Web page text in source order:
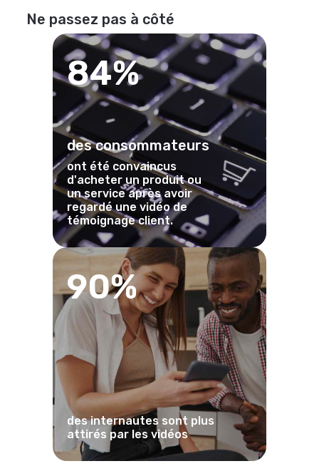
Ne passez pas à côté
84%
des consommateurs
ont été convaincus
d'acheter un produit ou
un service après avoir
regardé une vidéo de
témoignage client.
90%
des internautes sont plus
attirés par les vidéos